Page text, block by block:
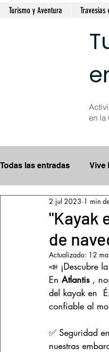
Turismo y Aventura Travesias
en la
Todas las entradas Vive
Explora las Cascadas
Prevención y seguridad
"Kayak
de
2 jul 2023 1 min
Actualizado: 12
📣 ¡Descubre
En Atlantis ,
del kayak en
confiable al
✅ Seguridad
nuestras